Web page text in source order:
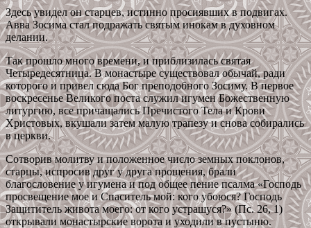
Здесь увидел он старцев, истинно просиявших в подвигах.
Авва Зосима стал подражать святым инокам в духовном
делании.
Так прошло много времени, и приблизилась святая
Четыредесятница. В монастыре существовал обычай, ради
которого и привел сюда Бог преподобного Зосиму. В первое
воскресенье Великого поста служил игумен Божественную
литургию, все причащались Пречистого Тела и Крови
Христовых, вкушали затем малую трапезу и снова собирались
в церкви.
Сотворив молитву и положенное число земных поклонов,
старцы, испросив друг у друга прощения, брали
благословение у игумена и под общее пение псалма «Господь
просвещение мое и Спаситель мой: кого убоюся? Господь
Защититель живота моего: от кого устрашуся?» (Пс. 26, 1)
открывали монастырские ворота и уходили в пустыню.